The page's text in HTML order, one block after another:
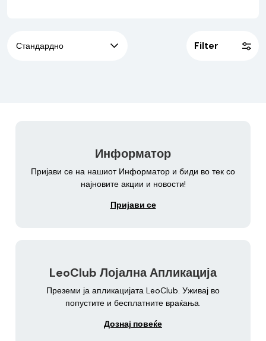
Filter
Информатор
Пријави се на нашиот Информатор и биди во тек со
најновите акции и новости!
Пријави се
LeoClub Лојална Апликација
Преземи ја апликацијата LeoClub. Уживај во
попустите и бесплатните враќања.
Дознај повеќе